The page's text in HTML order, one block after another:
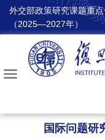
外交部政策研究课题重
（2025—2027年）
国际问题研